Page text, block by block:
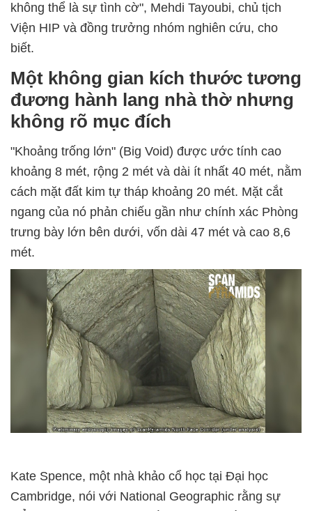
không thể là sự tình cờ", Mehdi Tayoubi, chủ tịch
Viện HIP và đồng trưởng nhóm nghiên cứu, cho
biết.
Một không gian kích thước tương
đương hành lang nhà thờ nhưng
không rõ mục đích
"Khoảng trống lớn" (Big Void) được ước tính cao
khoảng 8 mét, rộng 2 mét và dài ít nhất 40 mét, nằm
cách mặt đất kim tự tháp khoảng 20 mét. Mặt cắt
ngang của nó phản chiếu gần như chính xác Phòng
trưng bày lớn bên dưới, vốn dài 47 mét và cao 8,6
mét.
Kate Spence, một nhà khảo cổ học tại Đại học
Cambridge, nói với National Geographic rằng sự